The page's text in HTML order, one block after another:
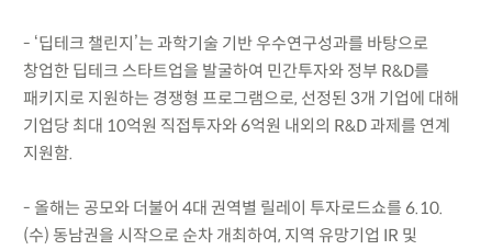
- ‘딥테크 챌린지’는 과학기술 기반 우수연구성과를 바탕으로
창업한 딥테크 스타트업을 발굴하여 민간투자와 정부 R&D를
패키지로 지원하는 경쟁형 프로그램으로, 선정된 3개 기업에 대해
기업당 최대 10억원 직접투자와 6억원 내외의 R&D 과제를 연계
지원함.
- 올해는 공모와 더불어 4대 권역별 릴레이 투자로드쇼를 6.10.
(수) 동남권을 시작으로 순차 개최하여, 지역 유망기업 IR 및